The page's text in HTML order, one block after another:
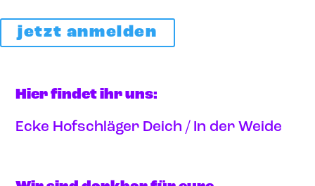
jetzt anmelden
Hier findet ihr uns:
Ecke Hofschläger Deich / In der Weide